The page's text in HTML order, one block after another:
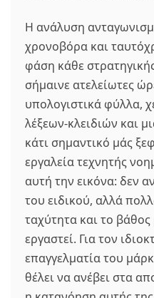
Η ανάλυση
χρονοβόρα και
φάση κάθε
σήμαινε ατελείωτες
υπολογιστικά φύλλα,
λέξεων-κλειδιών και
κάτι σημαντικό μάς
εργαλεία τεχνητής
αυτή την εικόνα: δεν
του ειδικού, αλλά
ταχύτητα και το
εργαστεί. Για τον
επαγγελματία του
θέλει να ανέβει στα